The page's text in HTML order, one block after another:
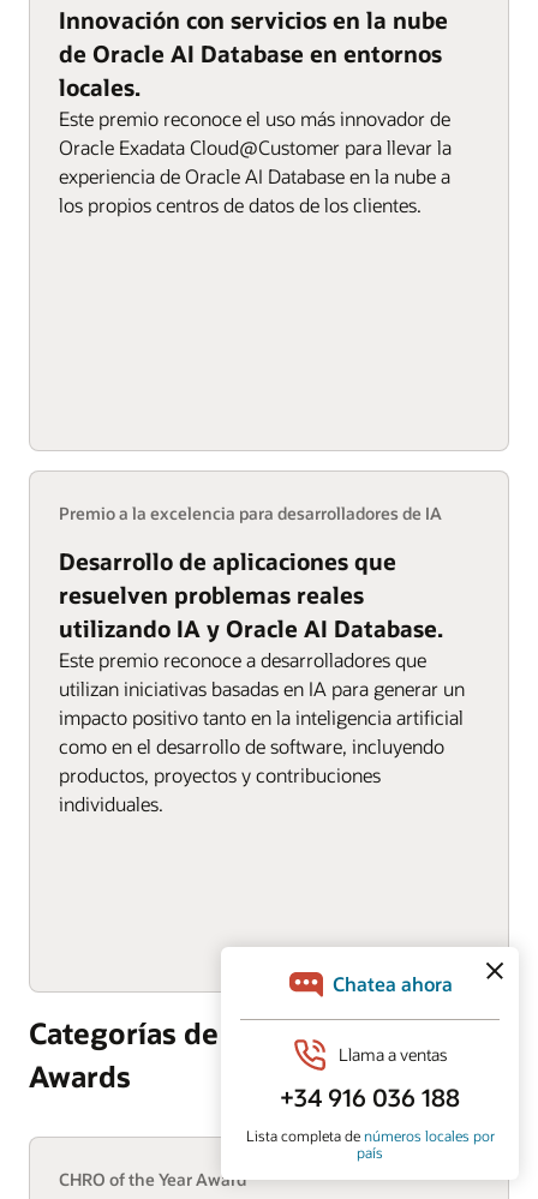
Innovación con servicios en la nube
de Oracle AI Database en entornos
locales.
Este premio reconoce el uso más innovador de
Oracle Exadata Cloud@Customer para llevar la
experiencia de Oracle AI Database en la nube a
los propios centros de datos de los clientes.
Premio a la excelencia para desarrolladores de IA
Desarrollo de aplicaciones que
resuelven problemas reales
utilizando IA y Oracle AI Database.
Este premio reconoce a desarrolladores que
utilizan iniciativas basadas en IA para generar un
impacto positivo tanto en la inteligencia artificial
como en el desarrollo de software, incluyendo
productos, proyectos y contribuciones
individuales.
Categorías de los Persona
Awards
CHRO of the Year Award